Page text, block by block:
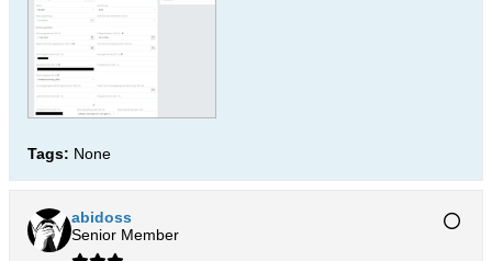
Tags: None
abidoss
Senior Member